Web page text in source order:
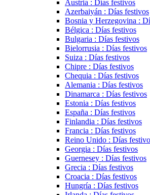
Austria : Días festivos
Azerbaiyán : Días festivos
Bosnia y Herzegovina :
Bélgica : Días festivos
Bulgaria : Días festivos
Bielorrusia : Días festivos
Suiza : Días festivos
Chipre : Días festivos
Chequia : Días festivos
Alemania : Días festivos
Dinamarca : Días festivos
Estonia : Días festivos
España : Días festivos
Finlandia : Días festivos
Francia : Días festivos
Reino Unido : Días
Georgia : Días festivos
Guernesey : Días festivos
Grecia : Días festivos
Croacia : Días festivos
Hungría : Días festivos